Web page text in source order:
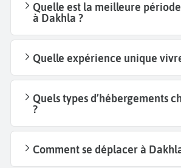
Quelle est la meilleure
à Dakhla ?
Quelle expérience unique
Quels types d’hébergements
?
Comment se déplacer à